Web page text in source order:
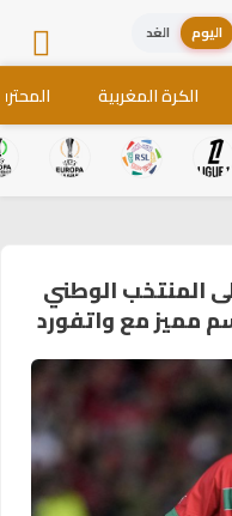
اليوم الغد
الكرة المغربية
المنتخب الوطني
مميز مع واتفورد